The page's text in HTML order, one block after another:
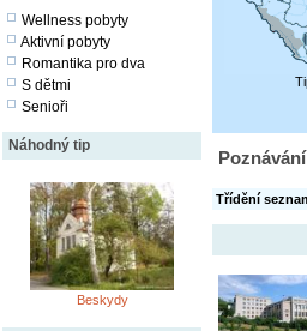
Wellness pobyty
Aktivní pobyty
Romantika pro dva
S dětmi
Senioři
Náhodný tip
Beskydy
Třídění